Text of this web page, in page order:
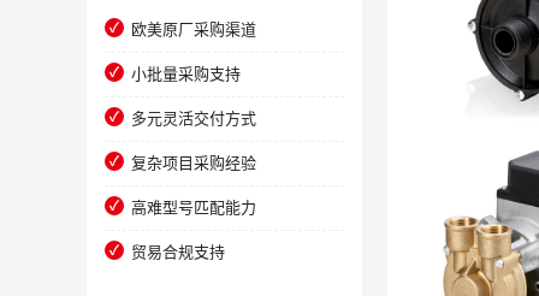
欧美原厂采购渠道
小批量采购支持
多元灵活交付方式
复杂项目采购经验
高难型号匹配能力
贸易合规支持